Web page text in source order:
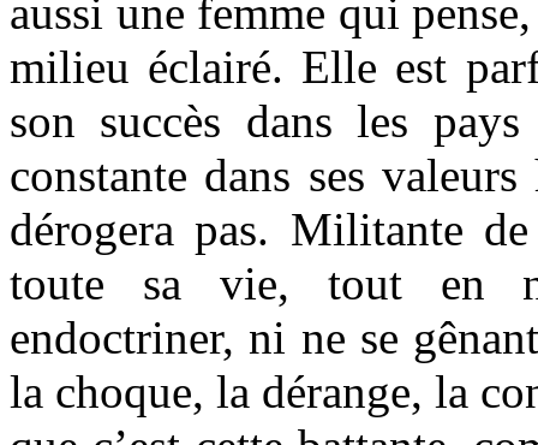
aussi une femme qui
milieu éclairé. Elle est
son succès dans les
constante dans ses
dérogera pas. Militante
toute sa vie, tout en
endoctriner, ni ne se
la choque, la dérange, la